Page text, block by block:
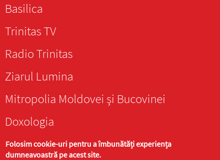
Basilica
Trinitas TV
Radio Trinitas
Ziarul Lumina
Mitropolia Moldovei și Bucovinei
Doxologia
Folosim cookie-uri pentru a îmbunătăți experiența
dumneavoastră pe acest site.